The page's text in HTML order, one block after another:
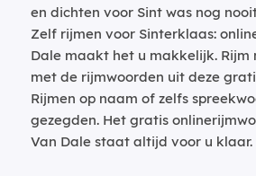
en dichten voor Sint was nog
Zelf rijmen voor Sinterklaas:
Dale maakt het u makkelijk. Rijm
met de rijmwoorden uit deze
Rijmen op naam of zelfs
gezegden. Het gratis
Van Dale staat altijd voor u klaar.